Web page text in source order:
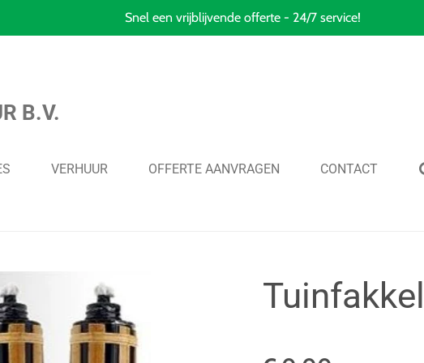
Snel een vrijblijvende offerte - 24/7 service!
B.V.
VERHUUR OFFERTE AANVRAGEN CONTACT
Tuinfakkel